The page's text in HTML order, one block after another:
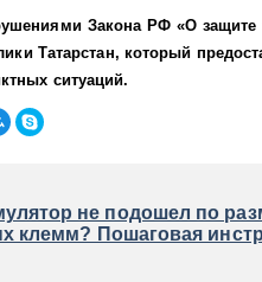
Закона РФ «О
Татарстан, который
ситуаций.
не подошел по
клемм? Пошаговая